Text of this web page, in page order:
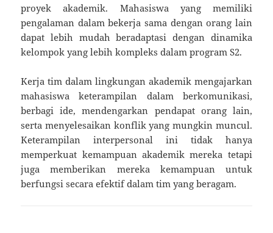
proyek akademik. Mahasiswa yang memiliki
pengalaman dalam bekerja sama dengan orang lain
dapat lebih mudah beradaptasi dengan dinamika
kelompok yang lebih kompleks dalam program S2.
Kerja tim dalam lingkungan akademik mengajarkan
mahasiswa keterampilan dalam berkomunikasi,
berbagi ide, mendengarkan pendapat orang lain,
serta menyelesaikan konflik yang mungkin muncul.
Keterampilan interpersonal ini tidak hanya
memperkuat kemampuan akademik mereka tetapi
juga memberikan mereka kemampuan untuk
berfungsi secara efektif dalam tim yang beragam.